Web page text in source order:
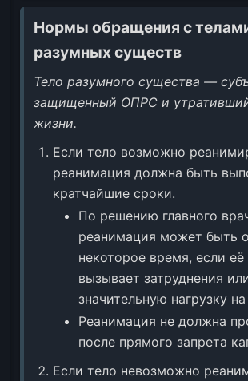
Нормы обращения с
разумных существ
Тело разумного существа —
защищенный ОПРС и
жизни.
Если тело возможно
реанимация должна быть
кратчайшие сроки.
По решению главного
реанимация может быть
некоторое время, если
вызывает затруднения
значительную нагрузку
Реанимация не должна
после прямого запрета
Если тело невозможно